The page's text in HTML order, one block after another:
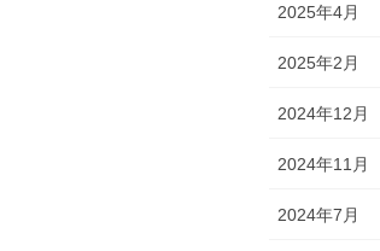
2025年4月
2025年2月
2024年12月
2024年11月
2024年7月